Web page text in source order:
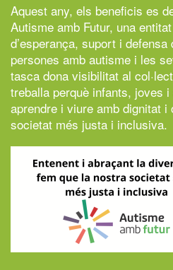
Aquest any, els beneficis es
Autisme amb Futur, una
d’esperança, suport i
persones amb autisme i les
tasca dona visibilitat al
treballa perquè infants, joves
aprendre i viure amb dignitat
societat més justa i inclusiva.